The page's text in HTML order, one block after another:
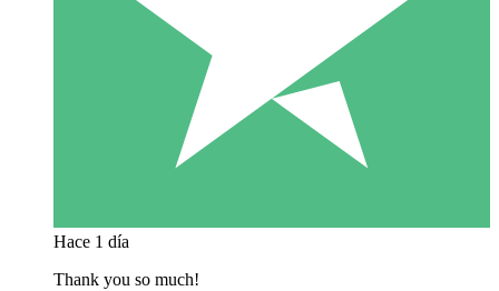
Hace 1 día
Thank you so much!